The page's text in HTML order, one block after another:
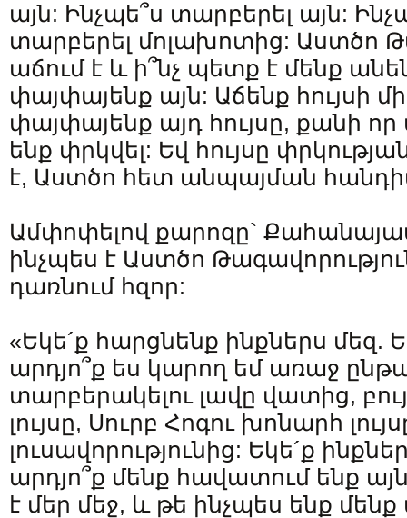
այն: Ինչպե՞ս տարբերել այն:
տարբերել մոլախոտից: Աստծո
աճում է և ի՞նչ պետք է մենք
փայփայենք այն: Աճենք հույսի
փայփայենք այդ հույսը, քանի որ
ենք փրկվել: Եվ հույսը
է, Աստծո հետ անպայման
Ամփոփելով քարոզը`
ինչպես է Աստծո
դառնում հզոր:
«Եկե´ք հարցնենք ինքներս մեզ.
արդյո՞ք ես կարող եմ առաջ
տարբերակելու լավը վատից,
լույսը, Սուրբ Հոգու խոնարհ
լուսավորությունից: Եկե´ք
արդյո՞ք մենք հավատում ենք
է մեր մեջ, և թե ինչպես ենք